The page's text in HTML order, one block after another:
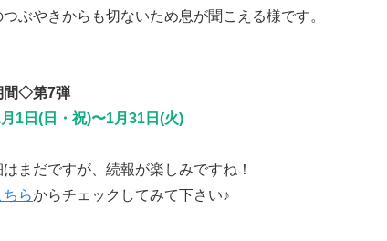
ぶやきからも切ないため息が聞こえる様です。
◇第7弾
1日(日・祝)〜1月31日(火)
まだですが、続報が楽しみですね！
ちらからチェックしてみて下さい♪